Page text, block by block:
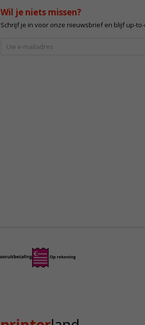
Wil je niets missen?
Schrijf je in voor onze nieuwsbrief en blijf up-